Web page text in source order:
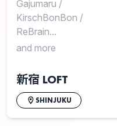
Gajumaru /
KirschBonBon /
ReBrain...
and more
新宿 LOFT
SHINJUKU